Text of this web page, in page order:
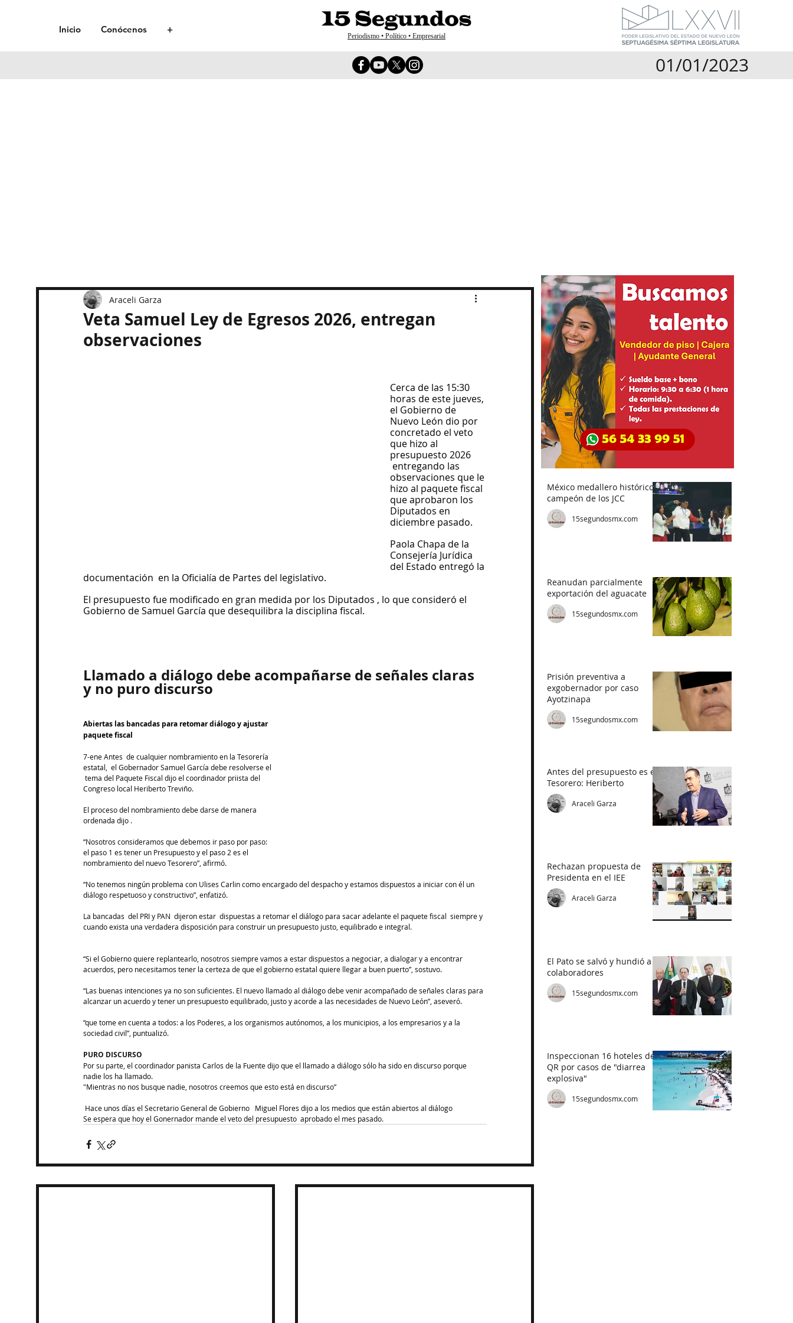
Inicio Conócenos +
Periodismo • Político • Empresarial
01/01/2023
Veta Samuel Ley de Egresos 2026, entregan
observaciones
Araceli Garza
Cerca de las 15:30
horas de este jueves,
el Gobierno de
Nuevo León dio por
concretado el veto
que hizo al
presupuesto 2026
entregando las
observaciones que le
hizo al paquete fiscal
que aprobaron los
Diputados en
diciembre pasado.
Paola Chapa de la
Consejería Jurídica
del Estado entregó la
documentación  en la Oficialía de Partes del legislativo.
El presupuesto fue modificado en gran medida por los Diputados , lo que consideró el
Gobierno de Samuel García que desequilibra la disciplina fiscal.
Llamado a diálogo debe acompañarse de señales claras
y no puro discurso
Abiertas las bancadas para retomar diálogo y ajustar
paquete fiscal
7-ene Antes  de cualquier nombramiento en la Tesorería
estatal,  el Gobernador Samuel García debe resolverse el
tema del Paquete Fiscal dijo el coordinador priista del
Congreso local Heriberto Treviño.
El proceso del nombramiento debe darse de manera
ordenada dijo .
“Nosotros consideramos que debemos ir paso por paso:
el paso 1 es tener un Presupuesto y el paso 2 es el
nombramiento del nuevo Tesorero”, afirmó.
“No tenemos ningún problema con Ulises Carlin como encargado del despacho y estamos dispuestos a iniciar con él un
diálogo respetuoso y constructivo”, enfatizó.
La bancadas  del PRI y PAN  dijeron estar  dispuestas a retomar el diálogo para sacar adelante el paquete fiscal  siempre y
cuando exista una verdadera disposición para construir un presupuesto justo, equilibrado e integral.
“Si el Gobierno quiere replantearlo, nosotros siempre vamos a estar dispuestos a negociar, a dialogar y a encontrar
acuerdos, pero necesitamos tener la certeza de que el gobierno estatal quiere llegar a buen puerto”, sostuvo.
“Las buenas intenciones ya no son suficientes. El nuevo llamado al diálogo debe venir acompañado de señales claras para
alcanzar un acuerdo y tener un presupuesto equilibrado, justo y acorde a las necesidades de Nuevo León”, aseveró.
“que tome en cuenta a todos: a los Poderes, a los organismos autónomos, a los municipios, a los empresarios y a la
sociedad civil”, puntualizó.
PURO DISCURSO
Por su parte, el coordinador panista Carlos de la Fuente dijo que el llamado a diálogo sólo ha sido en discurso porque
nadie los ha llamado.
"Mientras no nos busque nadie, nosotros creemos que esto está en discurso”
Hace unos días el Secretario General de Gobierno   Miguel Flores dijo a los medios que están abiertos al diálogo
Se espera que hoy el Gonernador mande el veto del presupuesto  aprobado el mes pasado.
México medallero histórico,
campeón de los JCC
15segundosmx.com
Reanudan parcialmente
exportación del aguacate
15segundosmx.com
Prisión preventiva a
exgobernador por caso
Ayotzinapa
15segundosmx.com
Antes del presupuesto es el
Tesorero: Heriberto
Araceli Garza
Rechazan propuesta de
Presidenta en el IEE
Araceli Garza
El Pato se salvó y hundió a
colaboradores
15segundosmx.com
Inspeccionan 16 hoteles de
QR por casos de "diarrea
explosiva"
15segundosmx.com